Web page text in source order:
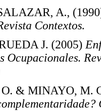
A.,
Revista
J. (2005)
Ocupacionales.
O. & MINAYO, M.